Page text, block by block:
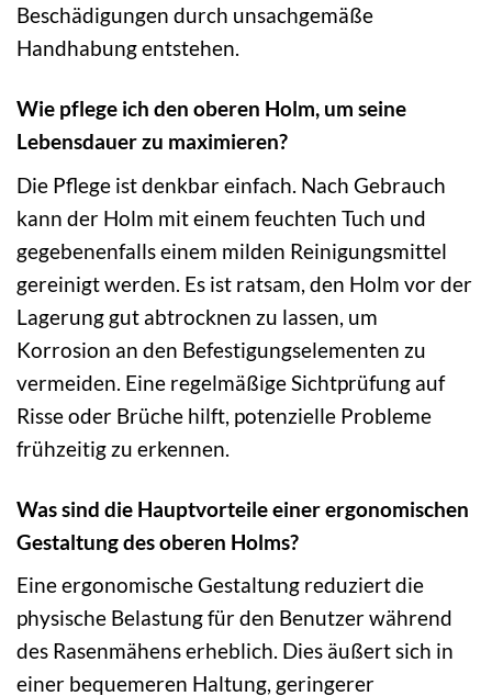
Beschädigungen durch unsachgemäße
Handhabung entstehen.
Wie pflege ich den oberen Holm, um seine
Lebensdauer zu maximieren?
Die Pflege ist denkbar einfach. Nach Gebrauch
kann der Holm mit einem feuchten Tuch und
gegebenenfalls einem milden Reinigungsmittel
gereinigt werden. Es ist ratsam, den Holm vor der
Lagerung gut abtrocknen zu lassen, um
Korrosion an den Befestigungselementen zu
vermeiden. Eine regelmäßige Sichtprüfung auf
Risse oder Brüche hilft, potenzielle Probleme
frühzeitig zu erkennen.
Was sind die Hauptvorteile einer ergonomischen
Gestaltung des oberen Holms?
Eine ergonomische Gestaltung reduziert die
physische Belastung für den Benutzer während
des Rasenmähens erheblich. Dies äußert sich in
einer bequemeren Haltung, geringerer